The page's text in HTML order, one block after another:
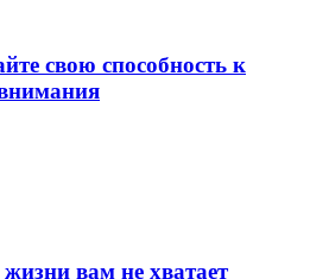
свою способность к
жизни вам не хватает